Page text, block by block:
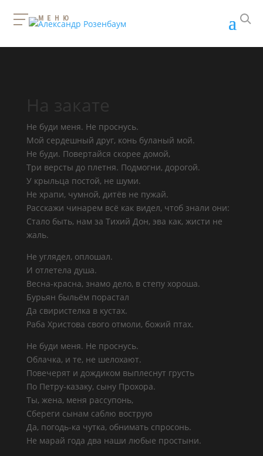
На закате
Не буди меня. Не проснусь.
Мой сердешный друг, конь буланый мой.
Не буди. Повертайся скорее домой,
Три версты до плетня. Подмогни, дорогой.
У крыльца постой, не шуми.
Не храпи, чумной, дитёв не пужай.
Расскажи чинарем всё как видел, чтоб знали они:
Стало быть, нам за Тихий Дон, эва как, жисти не
жаль.
Не углядел, оплошал.
И отлетела душа.
Весна-красна, знамо дело, в степу хороша.
Бурьян быльём порастал
Да свиристелка в кустах.
Раба Христова свого отмоли, божий птах.
Не буди меня. Не проснусь.
Облачка, и те, не шелохают.
Повечерят и дождиком выплеснут грусть
По Петру-казаку, сыну Прохора.
Ты, жена, меня рассупонь,
Сбереги сынам саблю вострую
Да, погодь-ка чутка, обнимать спросонь.
Не марай года два наши любые простыни.
МЕНЮ